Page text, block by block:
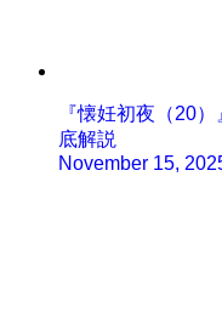
『懐妊初夜（20
底解説
November 15,